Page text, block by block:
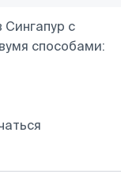
с
способами: